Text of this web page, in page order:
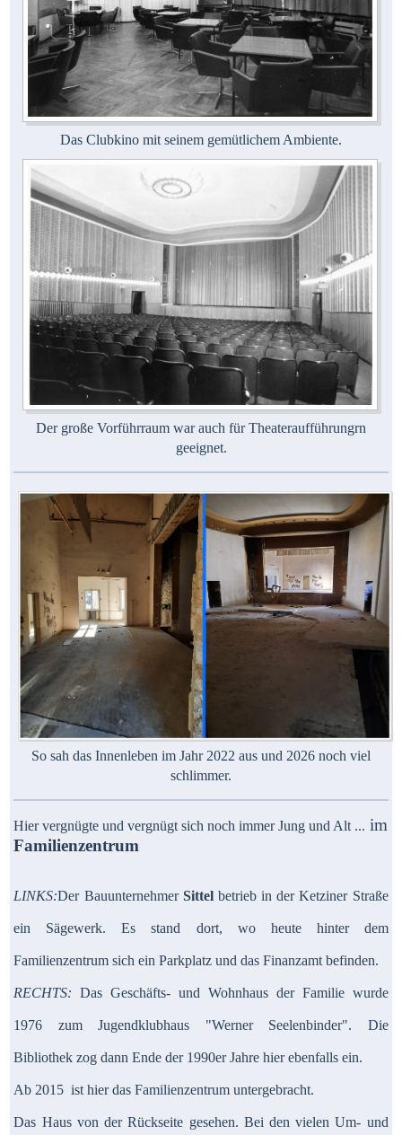
Das Clubkino mit seinem gemütlichem Ambiente.
Der große Vorführraum war auch für Theateraufführungrn
geeignet.
So sah das Innenleben im Jahr 2022 aus und 2026 noch viel
schlimmer.
Hier vergnügte und vergnügt sich noch immer Jung und Alt ... im
Familienzentrum
LINKS:Der Bauunternehmer Sittelbetrieb in der Ketziner Straße
ein Sägewerk. Es stand dort, wo heute hinter dem
Familienzentrum sich ein Parkplatz und das Finanzamt befinden.
RECHTS: Das Geschäfts- und Wohnhaus der Familie wurde
1976 zum Jugendklubhaus "Werner Seelenbinder". Die
Bibliothek zog dann Ende der 1990er Jahre hier ebenfalls ein.
Ab 2015 ist hier das Familienzentrum untergebracht.
Das Haus von der Rückseite gesehen. Bei den vielen Um- und